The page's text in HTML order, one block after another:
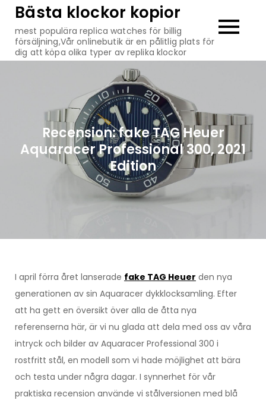
Hoppa
innehåll
Bästa klockor kopior
mest populära replica watches för billig
försäljning,Vår onlinebutik är en pålitlig plats för
dig att köpa olika typer av replika klockor
Recension: fake TAG Heuer
Aquaracer Professional 300, 2021
Edition
I april förra året lanserade fake TAG Heuer den nya
generationen av sin Aquaracer dykklocksamling. Efter
att ha gett en översikt över alla de åtta nya
referenserna här, är vi nu glada att dela med oss av våra
intryck och bilder av Aquaracer Professional 300 i
rostfritt stål, en modell som vi hade möjlighet att bära
och testa under några dagar. I synnerhet för vår
praktiska recension använde vi stålversionen med blå